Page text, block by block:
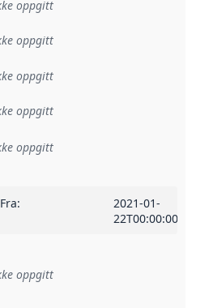
oppgitt
oppgitt
oppgitt
oppgitt
: oppgitt
Fra:
2021-01-
22T00:00:00Z
til en implementasjonsregel
oppgitt